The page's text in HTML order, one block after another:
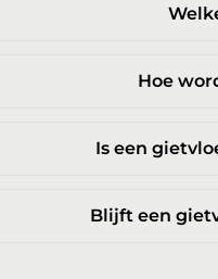
Hoe
Is een
Blijft een